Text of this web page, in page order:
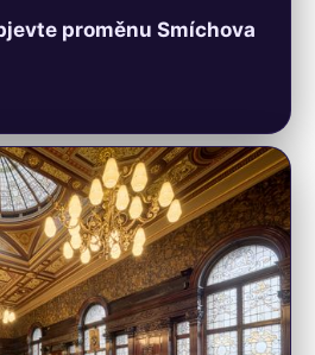
proměnu Smíchova